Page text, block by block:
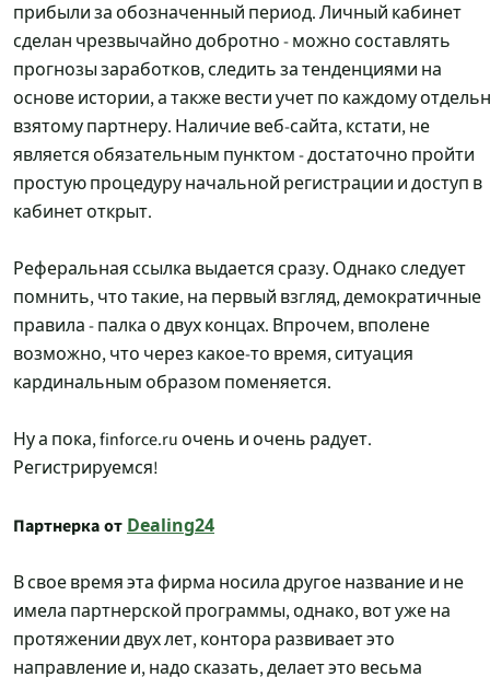
прибыли за обозначенный период. Личный кабинет
сделан чрезвычайно добротно - можно составлять
прогнозы заработков, следить за тенденциями на
основе истории, а также вести учет по каждому
взятому партнеру. Наличие веб-сайта, кстати, не
является обязательным пунктом - достаточно пройти
простую процедуру начальной регистрации и доступ в
кабинет открыт.
Реферальная ссылка выдается сразу. Однако следует
помнить, что такие, на первый взгляд, демократичные
правила - палка о двух концах. Впрочем, вполене
возможно, что через какое-то время, ситуация
кардинальным образом поменяется.
Ну а пока, finforce.ru очень и очень радует.
Регистрируемся!
Партнерка от Dealing24
В свое время эта фирма носила другое название и не
имела партнерской программы, однако, вот уже на
протяжении двух лет, контора развивает это
направление и, надо сказать, делает это весьма